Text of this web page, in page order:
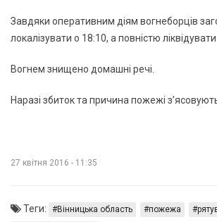
Завдяки оперативним діям вогнеборців
локалізувати о 18:10, а повністю ліквідувати
Вогнем знищено домашні речі.
Наразі збиток та причина пожежі
27 квітня 2016 - 11:35
Теги: Вінницька область пожежа